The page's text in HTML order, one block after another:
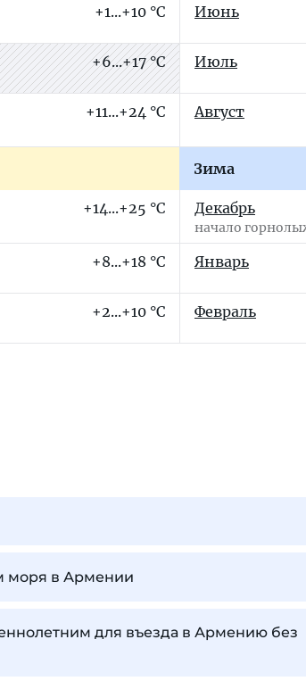
+1...+10 °C
+6...+17 °C
+11...+24 °C
Июнь
Июль
Август
+14...+25 °C
+8...+18 °C
+2...+10 °C
Зима
Декабрь
начало
Январь
Февраль
моря в Армении
для въезда в Армению без